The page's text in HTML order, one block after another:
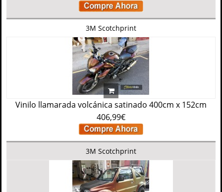
3M Scotchprint
Vinilo llamarada volcánica satinado 400cm x 152cm
406,99€
3M Scotchprint